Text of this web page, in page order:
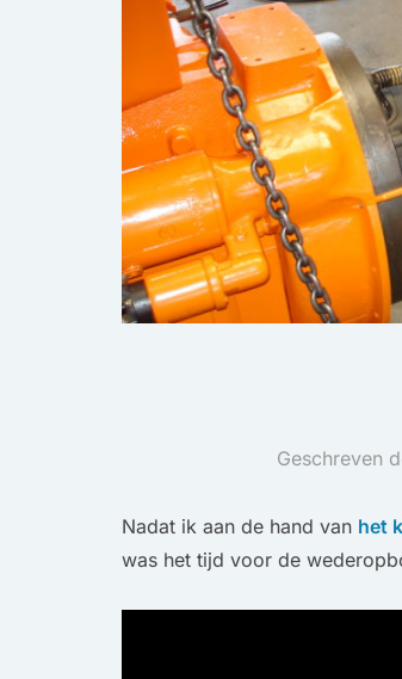
Geschreven
Nadat ik aan de hand van het
was het tijd voor de